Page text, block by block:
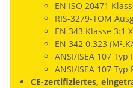
EN ISO 20471
RIS-3279-TOM
EN 343 Klasse 3:1
EN 342 0.323
ANSI/ISEA 107 Typ
ANSI/ISEA 107 Typ
CE-zertifiziertes,